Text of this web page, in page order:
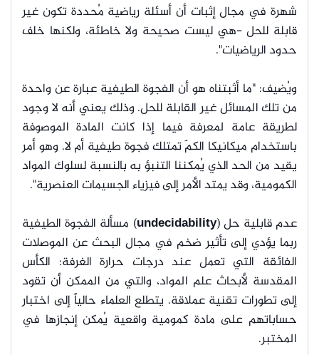
شهرة في مجال إثبات أن أسئلة رياضية مُحددة تكون غير
قابلة للحل -هي ليست صحيحة ولا خاطئة، ولكنها خلف
حدود الرياضيات".
ويُضيف: "ما أثبتناه هو أن الفجوة الطيفية عبارة عن واحدة
من تلك المسائل غير القابلة للحل. وذلك يعني أنه لا وجود
لطريقة عامة لمعرفة فيما إذا كانت المادة الموصوفة
باستخدام ميكانيكا الكمّ تمتلك فجوة طيفية أم لا. وهو أمر
يقيد من الحد الذي يُمكننا التنبؤ به بالنسبة لسلوك المواد
الكمومية، وقد يمتد الأمر إلى فيزياء الجسيمات العنصرية".
عدم قابلية حل (undecidability) مسألة الفجوة الطيفية
ربما يؤدي إلى تأثير ضخم في مجال البحث عن الموصلات
الفائقة التي تعمل عند درجات حرارة الغرفة: الكأس
المقدسة لأبحاث علم المواد، والتي من الممكن أن تقود
إلى تطورات تقنية عملاقة. يتطلع العلماء حالياً إلى اختبار
حساباتهم على مادة كمومية واقعية يُمكن إنجازها في
المختبر.